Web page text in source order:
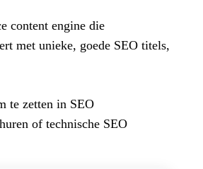
content engine die
met unieke, goede SEO titels,
te zetten in SEO
of technische SEO